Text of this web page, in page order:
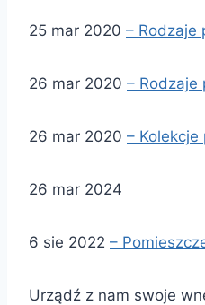
25 mar 2020 – Rodzaje
26 mar 2020 – Rodzaje
26 mar 2020 – Kolekcje
26 mar 2024
6 sie 2022 –
Urządź z nam swoje